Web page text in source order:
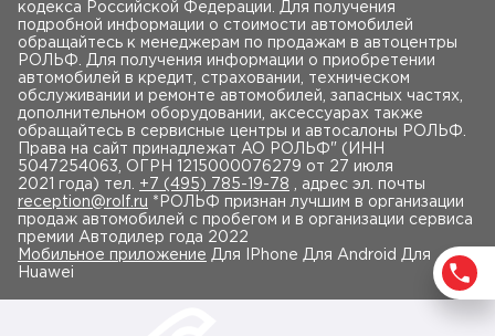
кодекса Российской Федерации. Для получения
подробной информации о стоимости автомобилей
обращайтесь к менеджерам по продажам в автоцентры
РОЛЬФ. Для получения информации о приобретении
автомобилей в кредит, страховании, техническом
обслуживании и ремонте автомобилей, запасных частях,
дополнительном оборудовании, аксессуарах также
обращайтесь в сервисные центры и автосалоны РОЛЬФ.
Права на сайт принадлежат AO РОЛЬФ" (ИНН
5047254063, ОГРН 1215000076279 от 27 июля
2021 года) тел. +7 (495) 785-19-78 , адрес эл. почты
reception@rolf.ru *РОЛЬФ признан лучшим в организации
продаж автомобилей с пробегом и в организации сервиса
премии Автодилер года 2022
Мобильное приложение Для IPhone Для Android Для
Huawei